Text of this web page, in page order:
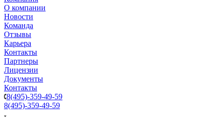
О компании
Новости
Команда
Отзывы
Карьера
Контакты
Партнеры
Лицензии
Документы
Контакты
8(495)-359-49-59
8(495)-359-49-59